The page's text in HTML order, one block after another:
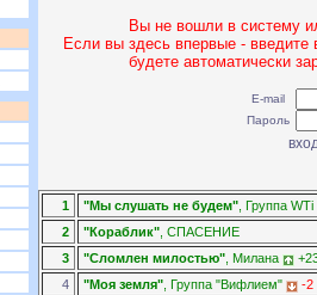
Вы не вошли в систему
Если вы здесь впервые -
будете автоматически
E-mail
Пароль
1 "Мы слушать не будем", Группа WTi
2
"Кораблик", СПАСЕНИЕ
3
"Сломлен милостью", Милана
4
"Моя земля", Группа "Вифлием"
-2